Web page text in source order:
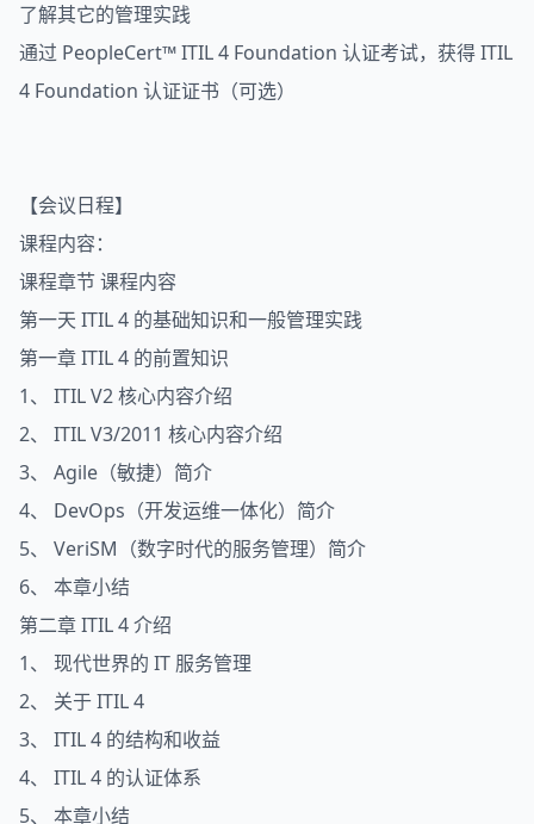
了解其它的管理实践
通过 PeopleCert™ ITIL 4 Foundation 认证考试，获得 ITIL
4 Foundation 认证证书（可选）
【会议日程】
课程内容：
课程章节 课程内容
第一天 ITIL 4 的基础知识和一般管理实践
第一章 ITIL 4 的前置知识
1、 ITIL V2 核心内容介绍
2、 ITIL V3/2011 核心内容介绍
3、 Agile（敏捷）简介
4、 DevOps（开发运维一体化）简介
5、 VeriSM（数字时代的服务管理）简介
6、 本章小结
第二章 ITIL 4 介绍
1、 现代世界的 IT 服务管理
2、 关于 ITIL 4
3、 ITIL 4 的结构和收益
4、 ITIL 4 的认证体系
5、 本章小结